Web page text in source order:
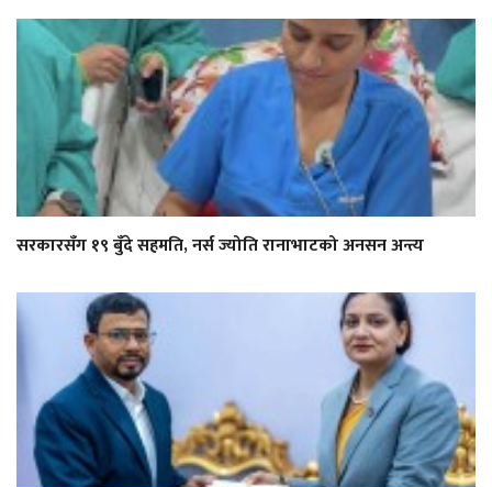
सरकारसँग १९ बुँदे सहमति, नर्स ज्योति रानाभाटको अनसन अन्त्य